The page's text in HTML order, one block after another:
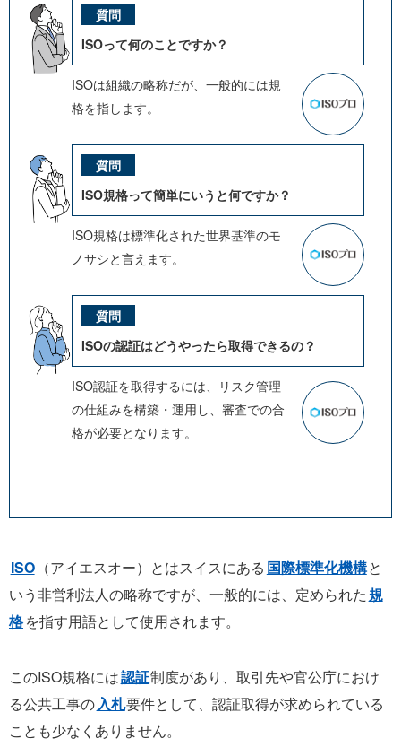
ISOって何のことですか？
ISOは組織の略称だが、一般的には規
格を指します。
ISO規格って簡単にいうと何ですか？
ISO規格は標準化された世界基準のモ
ノサシと言えます。
ISOの認証はどうやったら取得できるの？
ISO認証を取得するには、リスク管理
の仕組みを構築・運用し、審査での合
格が必要となります。
ISO （アイエスオー）とはスイスにある 国際標準化機構と
いう非営利法人の略称ですが、一般的には、定められた規
格を指す用語として使用されます。
このISO規格には認証制度があり、取引先や官公庁におけ
る公共工事の入札要件として、認証取得が求められている
ことも少なくありません。